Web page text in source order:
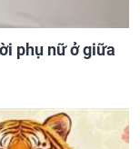
phụ nữ ở giữa